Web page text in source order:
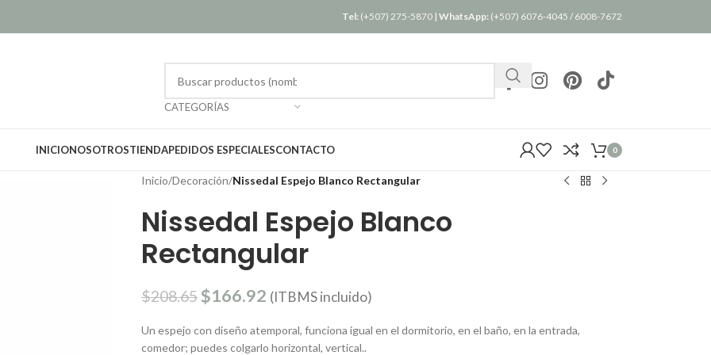
Tel: (+507) 275-5870 | WhatsApp: (+507) 6076-4045 /6008-7672
CATEGORÍAS
INICIONOSOTROSTIENDAPEDIDOS ESPECIALESCONTACTO 0
Inicio/Decoración/Nissedal Espejo Blanco Rectangular
Nissedal Espejo Blanco
Rectangular
$208.65$166.92 (ITBMS incluido)
Un espejo con diseño atemporal, funciona igual en el dormitorio, en el baño, en la entrada,
comedor; puedes colgarlo horizontal, vertical..